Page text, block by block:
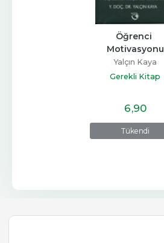
Tükendi
Öğrenci
Motivasyonu
Yalçın Kaya
Gerekli Kitap
6,90